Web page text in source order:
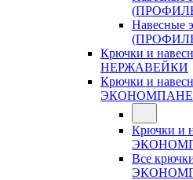
Навесные
Крючки и
НЕРЖАВЕЙКИ
Крючки и
Крючки и
Все